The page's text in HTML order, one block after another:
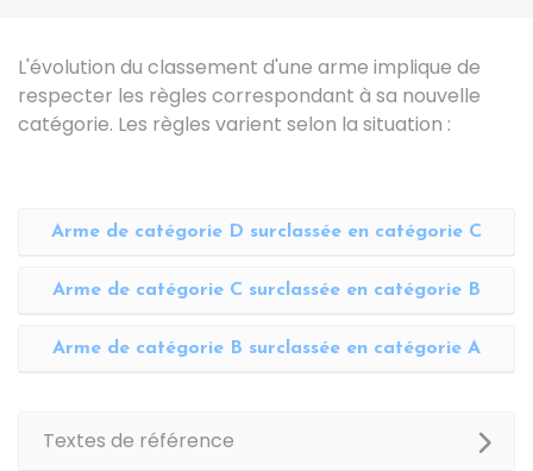
L'évolution du classement d'une arme implique de
respecter les règles correspondant à sa nouvelle
catégorie. Les règles varient selon la situation :
Arme de catégorie D surclassée en catégorie C
Arme de catégorie C surclassée en catégorie B
Arme de catégorie B surclassée en catégorie A
Textes de référence